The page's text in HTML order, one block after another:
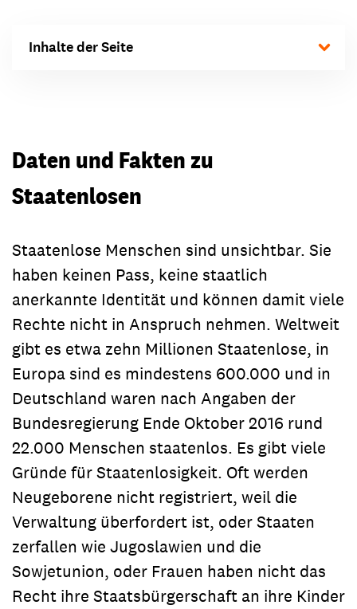
Inhalte der Seite
Daten und Fakten zu
Staatenlosen
Staatenlose Menschen sind unsichtbar. Sie
haben keinen Pass, keine staatlich
anerkannte Identität und können damit viele
Rechte nicht in Anspruch nehmen. Weltweit
gibt es etwa zehn Millionen Staatenlose, in
Europa sind es mindestens 600.000 und in
Deutschland waren nach Angaben der
Bundesregierung Ende Oktober 2016 rund
22.000 Menschen staatenlos. Es gibt viele
Gründe für Staatenlosigkeit. Oft werden
Neugeborene nicht registriert, weil die
Verwaltung überfordert ist, oder Staaten
zerfallen wie Jugoslawien und die
Sowjetunion, oder Frauen haben nicht das
Recht ihre Staatsbürgerschaft an ihre Kinder